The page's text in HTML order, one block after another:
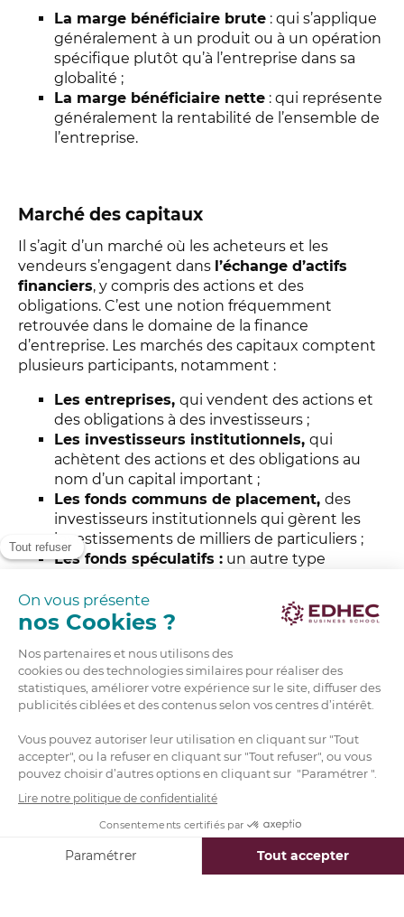
La marge bénéficiaire brute : qui s’applique
généralement à un produit ou à un opération
spécifique plutôt qu’à l’entreprise dans sa
globalité ;
La marge bénéficiaire nette : qui représente
généralement la rentabilité de l’ensemble de
l’entreprise.
Marché des capitaux
Il s’agit d’un marché où les acheteurs et les
vendeurs s’engagent dans l’échange d’actifs
financiers, y compris des actions et des
obligations. C’est une notion fréquemment
retrouvée dans le domaine de la finance
d’entreprise. Les marchés des capitaux comptent
plusieurs participants, notamment :
Les entreprises, qui vendent des actions et
des obligations à des investisseurs ;
Les investisseurs institutionnels, qui
achètent des actions et des obligations au
nom d’un capital important ;
Les fonds communs de placement, des
investisseurs institutionnels qui gèrent les
investissements de milliers de particuliers ;
Les fonds spéculatifs : un autre type
risques en couvrant chaque achat par la
vente à découvert d’une action similaire.
R.O.I (ou retour sur investissement) :
l’indicateur de base de la finance
d’entreprise
Le retour sur investissement est un calcul simple,
généralement exprimé en pourcentage, utilisé
pourdéterminer le retour attendu d’un projet
ou d’une activitépar rapport au montant investi.
On utilise souvent cette mesure pour évaluer si un